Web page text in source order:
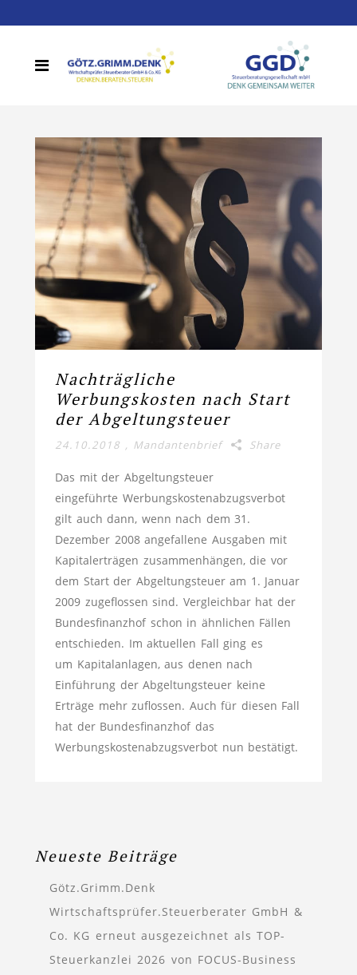
Nachträgliche
Werbungskosten nach Start
der Abgeltungsteuer
24.10.2018 , Mandantenbrief Share
Das mit der Abgeltungsteuer
eingeführte Werbungskostenabzugsverbot
gilt auch dann, wenn nach dem 31.
Dezember 2008 angefallene Ausgaben mit
Kapitalerträgen zusammenhängen, die vor
dem Start der Abgeltungsteuer am 1. Januar
2009 zugeflossen sind. Vergleichbar hat der
Bundesfinanzhof schon in ähnlichen Fällen
entschieden. Im aktuellen Fall ging es
um Kapitalanlagen, aus denen nach
Einführung der Abgeltungsteuer keine
Erträge mehr zuflossen. Auch für diesen Fall
hat der Bundesfinanzhof das
Werbungskostenabzugsverbot nun bestätigt.
Neueste Beiträge
Götz.Grimm.Denk
Wirtschaftsprüfer.Steuerberater GmbH &
Co. KG erneut ausgezeichnet als TOP-
Steuerkanzlei 2026 von FOCUS-Business